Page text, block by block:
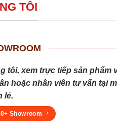
TÔI
tôi, xem trực tiếp sản phẩm
hoặc nhân viên tư vấn tại
lẻ.
Showroom